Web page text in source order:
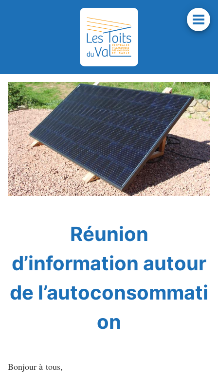
Réunion
d’information autour
de l’autoconsommati
on
Bonjour à tous,